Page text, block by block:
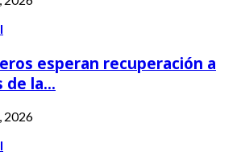
esperan recuperación a
de la…
2026